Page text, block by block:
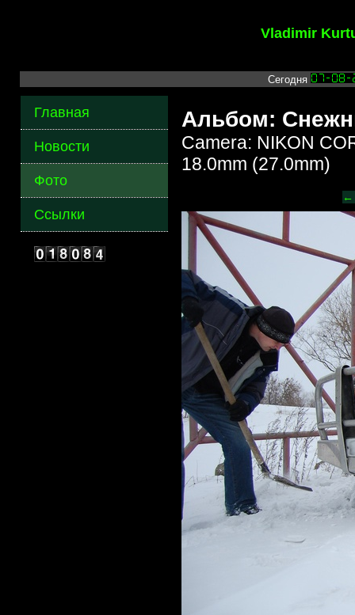
Vladimir
Сегодня
Главная
Новости
Фото
Ссылки
Альбом:
Camera: NIKON
18.0mm (27.0mm)
←